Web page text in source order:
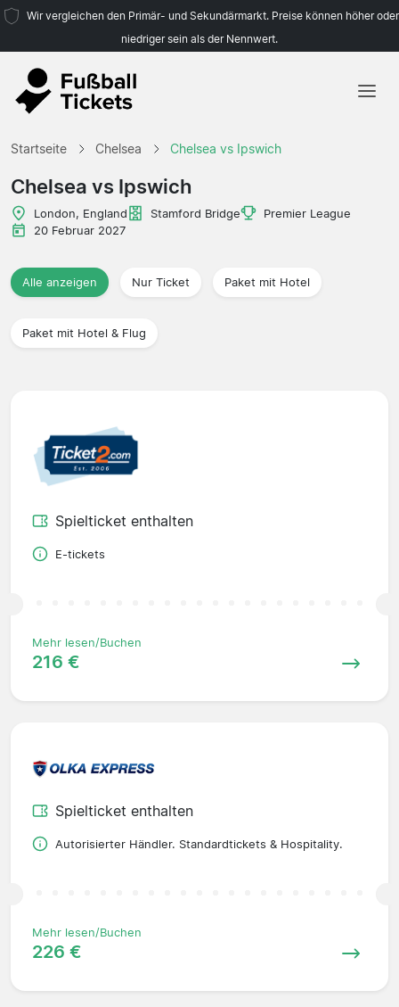
Wir vergleichen den Primär- und Sekundärmarkt. Preise können höher oder
niedriger sein als der Nennwert.
Startseite Chelsea Chelsea vs Ipswich
Chelsea vs Ipswich
London, England Stamford Bridge
Premier League
20 Februar 2027
Alle anzeigen Nur Ticket Paket mit Hotel
Paket mit Hotel & Flug
Spielticket enthalten
E-tickets
Mehr lesen/Buchen
216 €
Spielticket enthalten
Autorisierter Händler. Standardtickets & Hospitality.
Mehr lesen/Buchen
226 €